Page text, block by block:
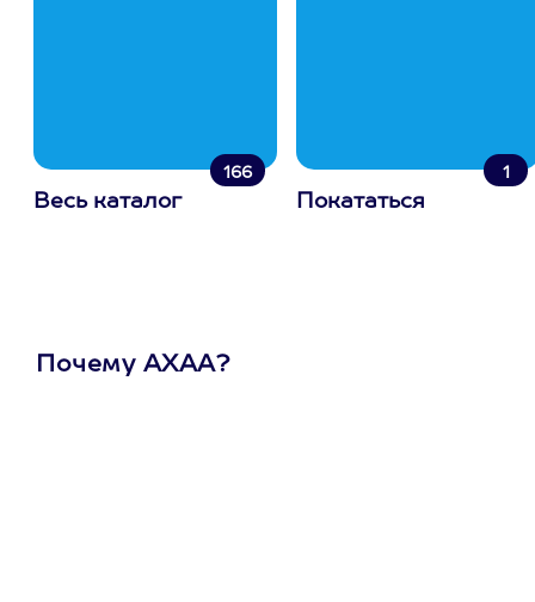
166
Весь каталог
1
Покататься
Почему АХАА?